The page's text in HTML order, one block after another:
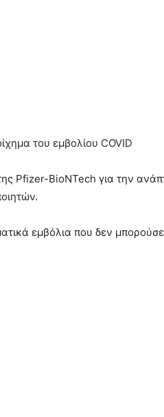
του εμβολίου COVID
Pfizer-BioNTech για την
εμβόλια που δεν